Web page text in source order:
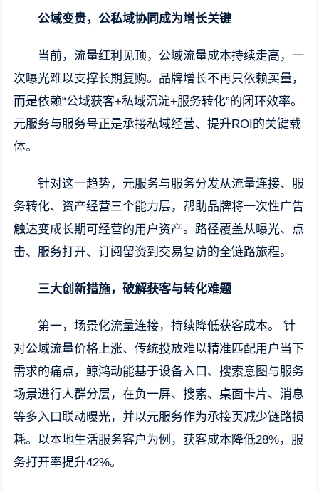
公域变贵，公私域协同成为增长关键
当前，流量红利见顶，公域流量成本持续走高，一
次曝光难以支撑长期复购。品牌增长不再只依赖买量，
而是依赖“公域获客+私域沉淀+服务转化”的闭环效率。
元服务与服务号正是承接私域经营、提升ROI的关键载
体。
针对这一趋势，元服务与服务分发从流量连接、服
务转化、资产经营三个能力层，帮助品牌将一次性广告
触达变成长期可经营的用户资产。路径覆盖从曝光、点
击、服务打开、订阅留资到交易复访的全链路旅程。
三大创新措施，破解获客与转化难题
第一，场景化流量连接，持续降低获客成本。 针
对公域流量价格上涨、传统投放难以精准匹配用户当下
需求的痛点，鲸鸿动能基于设备入口、搜索意图与服务
场景进行人群分层，在负一屏、搜索、桌面卡片、消息
等多入口联动曝光，并以元服务作为承接页减少链路损
耗。以本地生活服务客户为例，获客成本降低28%，服
务打开率提升42%。